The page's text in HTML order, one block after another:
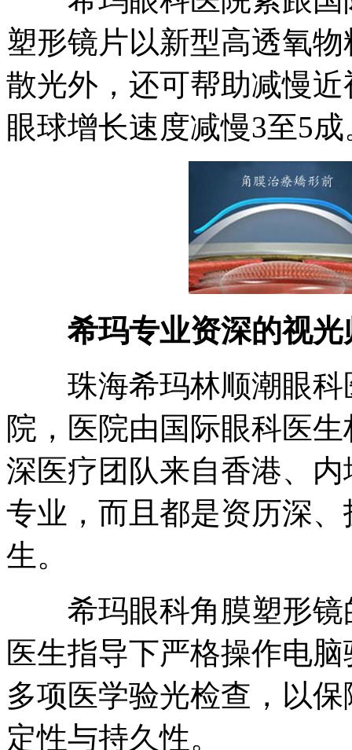
塑形镜片以新型高透氧
散光外，还可帮助减慢
眼球增长速度减慢3至5成
希玛专业资深的视
珠海希玛林顺潮眼科
院，医院由国际眼科医
深医疗团队来自香港、
专业，而且都是资历深
生。
希玛眼科角膜塑形镜
医生指导下严格操作电
多项医学验光检查，以
定性与持久性。